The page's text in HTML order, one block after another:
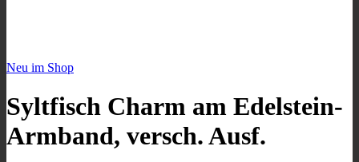
Neu im Shop
Syltfisch Charm am Edelstein-
Armband, versch. Ausf.